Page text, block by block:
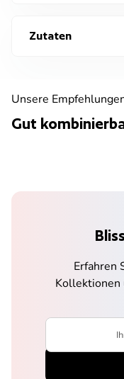
Zutaten
Unsere
Gut
Erfahren
Kollektionen
Ihre E-Mail